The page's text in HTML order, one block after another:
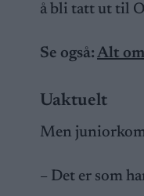
å bli tatt ut til
Se også: Alt
Uaktuelt
Men
– Det er som